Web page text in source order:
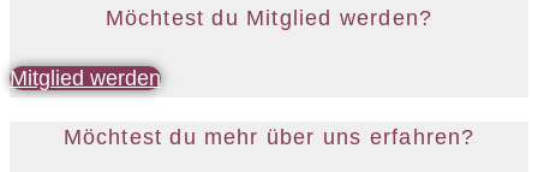
Möchtest du Mitglied werden?
Mitglied werden
Möchtest du mehr über uns erfahren?